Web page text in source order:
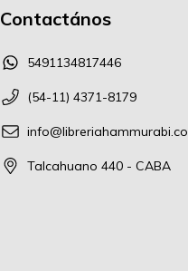
Contactános
5491134817446
(54-11) 4371-8179
Talcahuano 440 - CABA